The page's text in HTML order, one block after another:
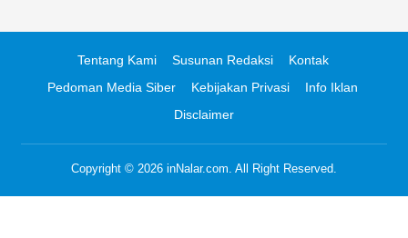
Tentang Kami Susunan Redaksi
Kontak
Pedoman Media Siber
Kebijakan Privasi
Info Iklan
Disclaimer
Copyright © 2026 inNalar.com. All Right Reserved.